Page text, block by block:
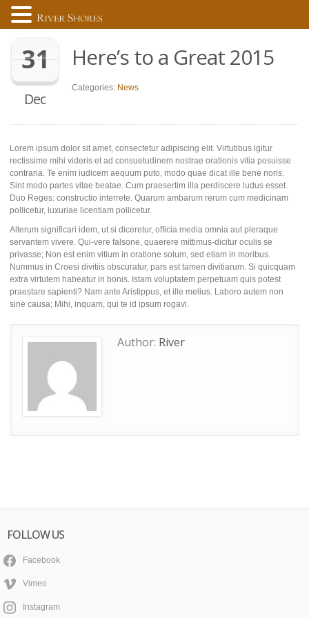
31
Dec
Here’s to a Great 2015
Categories: News
Lorem ipsum dolor sit amet, consectetur adipiscing elit. Virtutibus igitur
rectissime mihi videris et ad consuetudinem nostrae orationis vitia posuisse
contraria. Te enim iudicem aequum puto, modo quae dicat ille bene noris.
Sint modo partes vitae beatae. Cum praesertim illa perdiscere ludus esset.
Duo Reges: constructio interrete. Quarum ambarum rerum cum medicinam
pollicetur, luxuriae licentiam pollicetur.
Alterum significari idem, ut si diceretur, officia media omnia aut pleraque
servantem vivere. Qui-vere falsone, quaerere mittimus-dicitur oculis se
privasse; Non est enim vitium in oratione solum, sed etiam in moribus.
Nummus in Croesi divitiis obscuratur, pars est tamen divitiarum. Si quicquam
extra virtutem habeatur in bonis. Istam voluptatem perpetuam quis potest
praestare sapienti? Nam ante Aristippus, et ille melius. Laboro autem non
sine causa; Mihi, inquam, qui te id ipsum rogavi.
Author: River
FOLLOW US
Facebook
Vimeo
Instagram